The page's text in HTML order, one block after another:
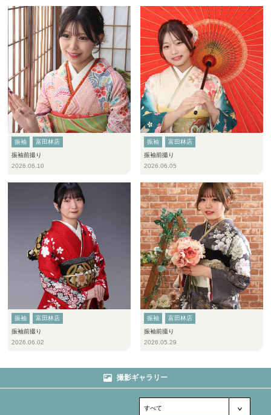
振袖
富田林店
振袖前撮り
2026.06.10
振袖
富田林店
振袖前撮り
2026.06.05
振袖
富田林店
振袖前撮り
2026.06.02
振袖
富田林店
振袖前撮り
2026.05.29
撮影ギャラリー